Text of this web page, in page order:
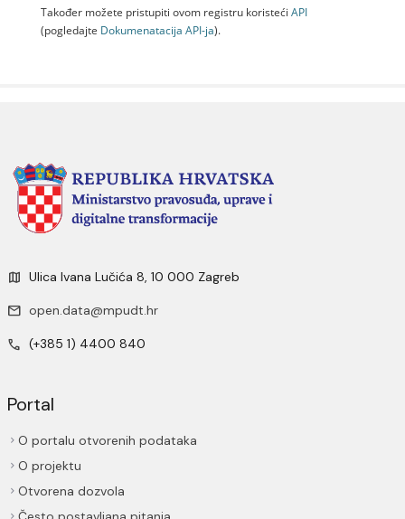
Također možete pristupiti ovom registru koristeći API
(pogledajte Dokumenаtаcijа API-jа).